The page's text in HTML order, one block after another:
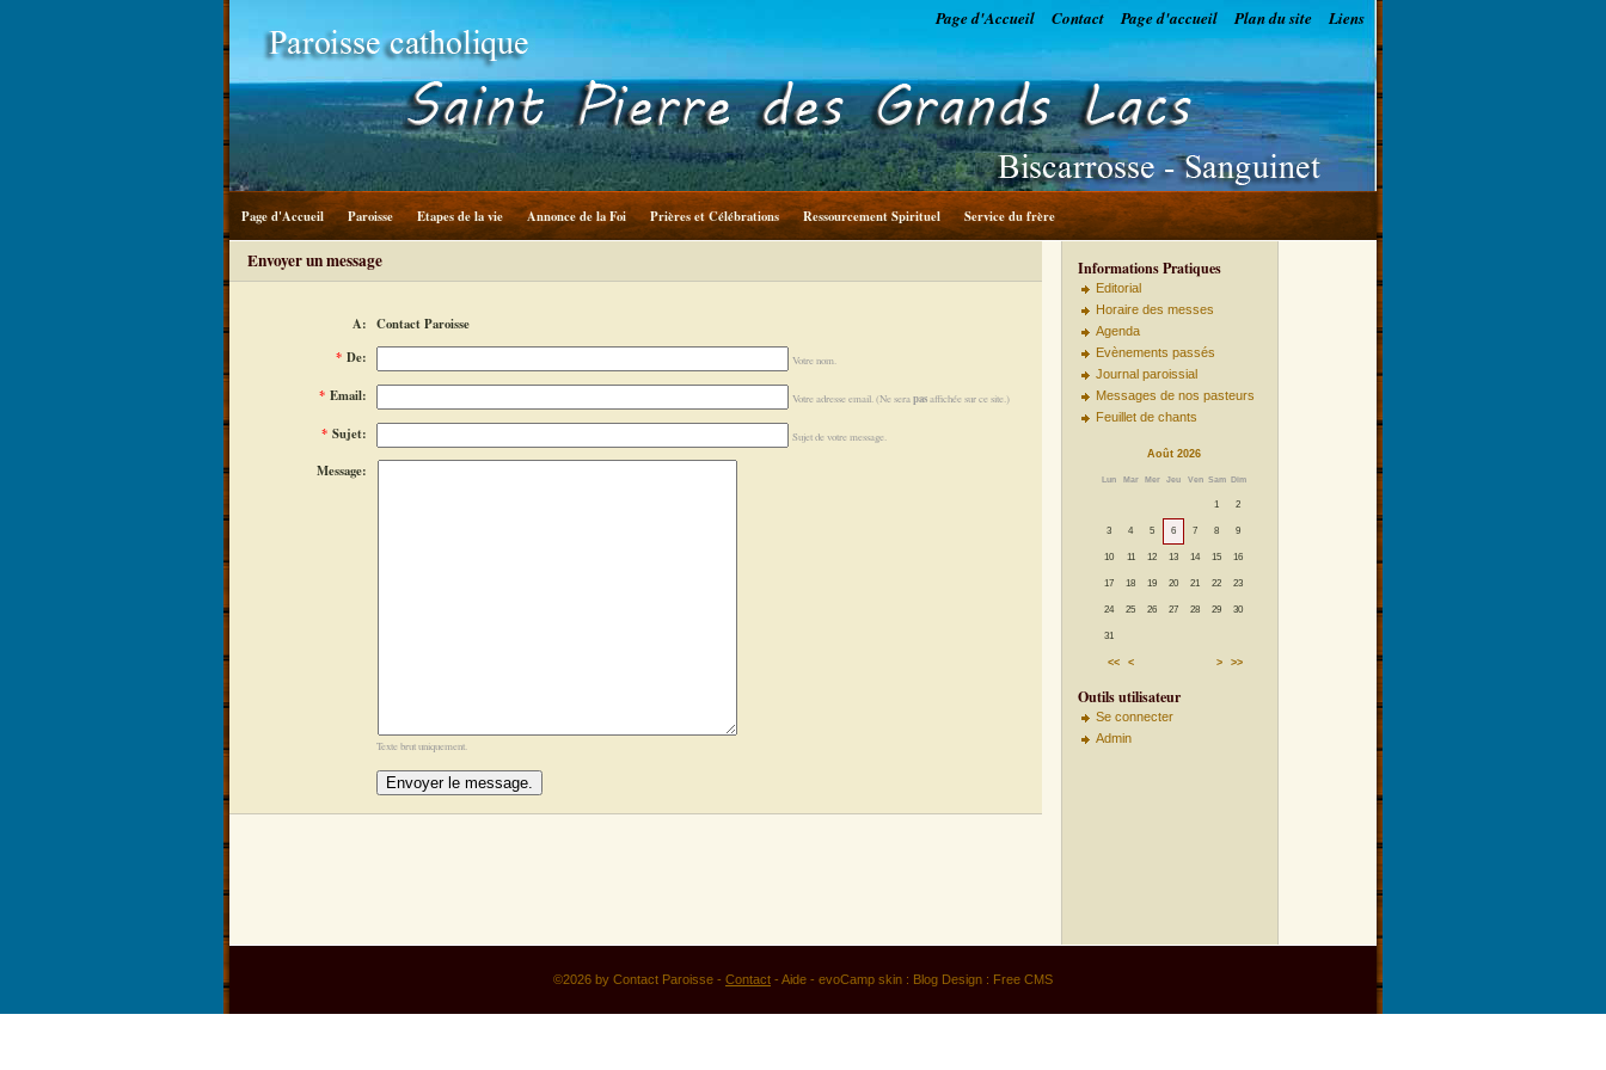
Liens
Plan du site
Page d'accueil
Contact
Page d'Accueil
Page d'Accueil Paroisse Etapes de la vie Annonce de la Foi Prières et Célébrations Ressourcement Spirituel Service du frère
Informations Pratiques
Editorial
Horaire des messes
Agenda
Evènements passés
Journal paroissial
Messages de nos pasteurs
Feuillet de chants
Août 2026
Lun Mar Mer Jeu Ven Sam Dim
<< < > >>
1 2
3 4 5 6 7 8 9
10 11 12 13 14 15 16
17 18 19 20 21 22 23
24 25 26 27 28 29 30
31
Outils utilisateur
Se connecter
Admin
Envoyer un message
A: Contact Paroisse
* De: Votre nom.
* Email: Votre adresse email. (Ne serapasaffichée sur ce site.)
* Sujet: Sujet de votre message.
Message:
Texte brut uniquement.
©2026 by Contact Paroisse - Contact - Aide - evoCamp skin : Blog Design : Free CMS